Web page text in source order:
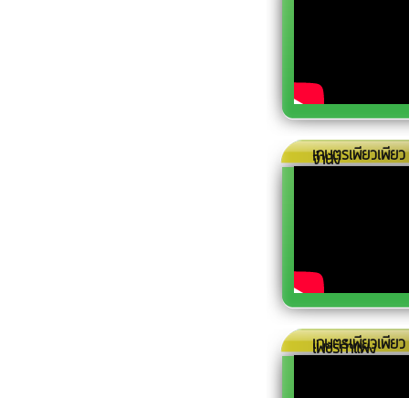
เกษตรเพียวเพี
จำนง
เกษตรเพียวเพี
เพชรกำแพง